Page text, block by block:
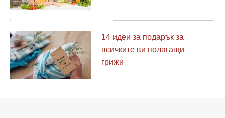
14 идеи за подарък за
всичките ви полагащи
грижи